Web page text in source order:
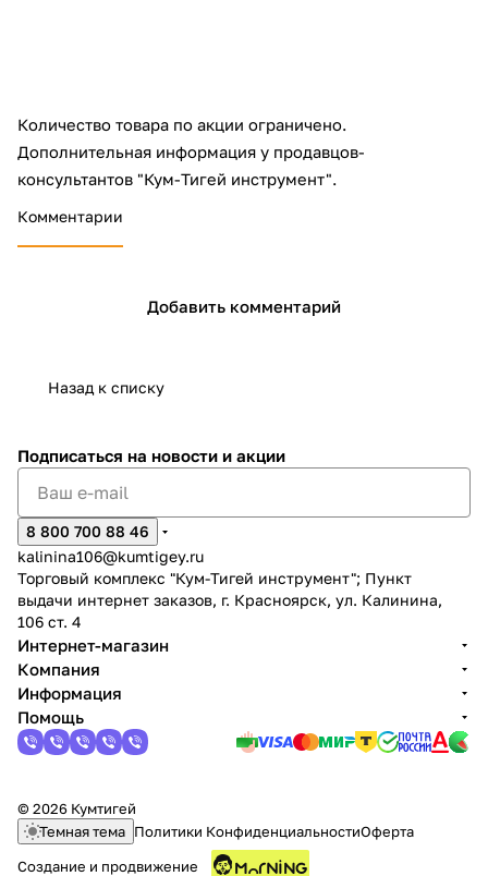
Количество товара по акции ограничено.
Дополнительная информация у продавцов-
консультантов "Кум-Тигей инструмент".
Комментарии
Добавить комментарий
Назад к списку
Подписаться на новости и акции
8 800 700 88 46
kalinina106@kumtigey.ru
Торговый комплекс "Кум-Тигей инструмент"; Пункт
выдачи интернет заказов, г. Красноярск, ул. Калинина,
106 ст. 4
Интернет-магазин
Компания
Информация
Помощь
© 2026 Кумтигей
Темная тема Политики КонфиденциальностиОферта
Создание и продвижение
недели